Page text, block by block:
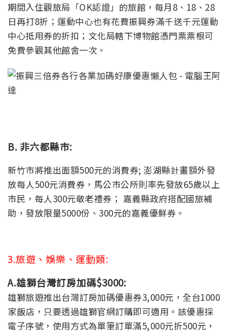
期間入住觀旅局「OK認證」的旅館，每月8、18、28
日再打8折；運動中心也有花費振興券滿千送千元運動
中心抵用券的折扣；文化局轄下博物館憑門票票根可
免費參觀其他館舍一次。
B. 非六都縣市:
新竹市將推出面額500元的消費券; 澎湖縣計畫額外發
放每人500元消費券，馬公市公所則率先發放65歲以上
市民，每人300元敬老禮券； 嘉義縣政府搭配國旅補
助，發放限量5000份、300元的嘉義優鮮券。
3.旅遊、娛樂、運動類:
A.雄獅台灣訂房加碼$3000:
雄獅旅遊推出台灣訂房加碼優惠券3,000元，全台1000
家飯店，只要透過雄獅官網訂購即可適用。該優惠採
電子序號，使用方式為單筆訂單滿5,000元折500元，